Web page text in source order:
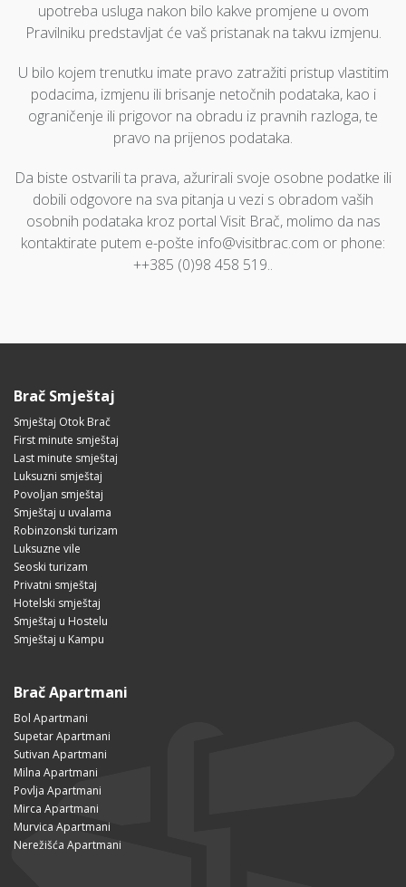
upotreba usluga nakon bilo kakve promjene u ovom
Pravilniku predstavljat će vaš pristanak na takvu izmjenu.
U bilo kojem trenutku imate pravo zatražiti pristup vlastitim
podacima, izmjenu ili brisanje netočnih podataka, kao i
ograničenje ili prigovor na obradu iz pravnih razloga, te
pravo na prijenos podataka.
Da biste ostvarili ta prava, ažurirali svoje osobne podatke ili
dobili odgovore na sva pitanja u vezi s obradom vaših
osobnih podataka kroz portal Visit Brač, molimo da nas
kontaktirate putem e-pošte info@visitbrac.com or phone:
++385 (0)98 458 519..
Brač Smještaj
Smještaj Otok Brač
First minute smještaj
Last minute smještaj
Luksuzni smještaj
Povoljan smještaj
Smještaj u uvalama
Robinzonski turizam
Luksuzne vile
Seoski turizam
Privatni smještaj
Hotelski smještaj
Smještaj u Hostelu
Smještaj u Kampu
Brač Apartmani
Bol Apartmani
Supetar Apartmani
Sutivan Apartmani
Milna Apartmani
Povlja Apartmani
Mirca Apartmani
Murvica Apartmani
Nerežišća Apartmani